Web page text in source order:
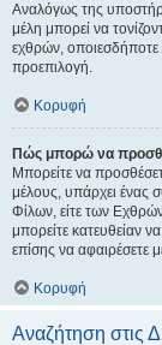
Αναλόγως της
μέλη μπορεί να
εχθρών, οποιεσδήποτε
προεπιλογή.
Κορυφή
Πώς μπορώ να
Μπορείτε να
μέλους, υπάρχει ένας
Φίλων, είτε των
μπορείτε κατευθείαν
επίσης να αφαιρέσετε
Κορυφή
Αναζήτηση στις